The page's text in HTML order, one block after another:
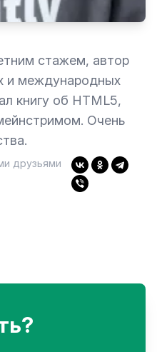
стажем, автор
и международных
книгу об HTML5,
Очень
друзьями